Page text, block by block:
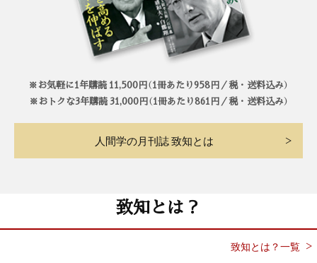
※お気軽に1年購読 11,500円（1冊あたり958円／税・送料込み）
※おトクな3年購読 31,000円（1冊あたり861円／税・送料込み）
人間学の月刊誌 致知とは
致知とは？
致知とは？一覧